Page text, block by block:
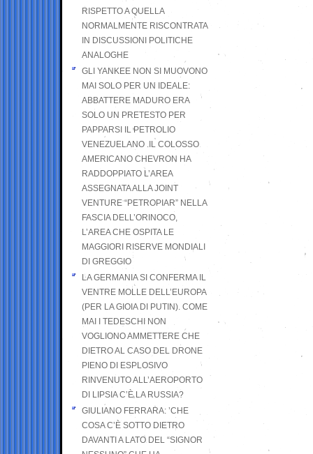
RISPETTO A QUELLA
NORMALMENTE RISCONTRATA
IN DISCUSSIONI POLITICHE
ANALOGHE
GLI YANKEE NON SI MUOVONO
MAI SOLO PER UN IDEALE:
ABBATTERE MADURO ERA
SOLO UN PRETESTO PER
PAPPARSI IL PETROLIO
VENEZUELANO .IL COLOSSO
AMERICANO CHEVRON HA
RADDOPPIATO L’AREA
ASSEGNATA ALLA JOINT
VENTURE “PETROPIAR” NELLA
FASCIA DELL’ORINOCO,
L’AREA CHE OSPITA LE
MAGGIORI RISERVE MONDIALI
DI GREGGIO
LA GERMANIA SI CONFERMA IL
VENTRE MOLLE DELL’EUROPA
(PER LA GIOIA DI PUTIN). COME
MAI I TEDESCHI NON
VOGLIONO AMMETTERE CHE
DIETRO AL CASO DEL DRONE
PIENO DI ESPLOSIVO
RINVENUTO ALL’AEROPORTO
DI LIPSIA C’È LA RUSSIA?
GIULIANO FERRARA: ’CHE
COSA C’È SOTTO DIETRO
DAVANTI A LATO DEL “SIGNOR